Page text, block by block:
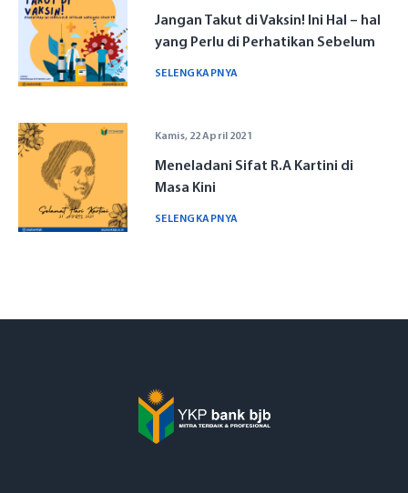
Jangan Takut di Vaksin! Ini Hal – hal
yang Perlu di Perhatikan Sebelum
SELENGKAPNYA
Kamis, 22 April 2021
Meneladani Sifat R.A Kartini di
Masa Kini
SELENGKAPNYA